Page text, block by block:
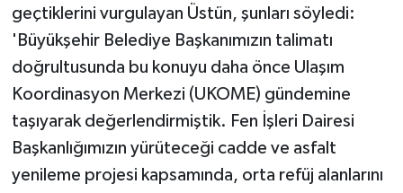
geçtiklerini vurgulayan Üstün, şunları söyledi:
'Büyükşehir Belediye Başkanımızın talimatı
doğrultusunda bu konuyu daha önce Ulaşım
Koordinasyon Merkezi (UKOME) gündemine
taşıyarak değerlendirmiştik. Fen İşleri Dairesi
Başkanlığımızın yürüteceği cadde ve asfalt
yenileme projesi kapsamında, orta refüj alanlarını